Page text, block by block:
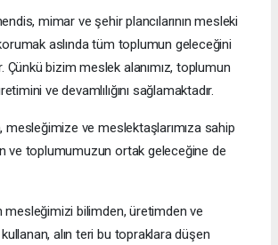
mimar ve şehir plancılarının mesleki
korumak aslında tüm toplumun geleceğini
Çünkü bizim meslek alanımız, toplumun
ve devamlılığını sağlamaktadır.
mesleğimize ve meslektaşlarımıza sahip
ve toplumumuzun ortak geleceğine de
mesleğimizi bilimden, üretimden ve
alın teri bu topraklara düşen